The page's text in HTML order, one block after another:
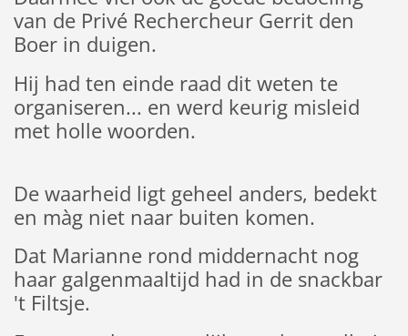
van de Privé Rechercheur Gerrit den
Boer in duigen.
Hij had ten einde raad dit weten te
organiseren... en werd keurig misleid
met holle woorden.
De waarheid ligt geheel anders, bedekt
en màg niet naar buiten komen.
Dat Marianne rond middernacht nog
haar galgenmaaltijd had in de snackbar
't Filtsje.